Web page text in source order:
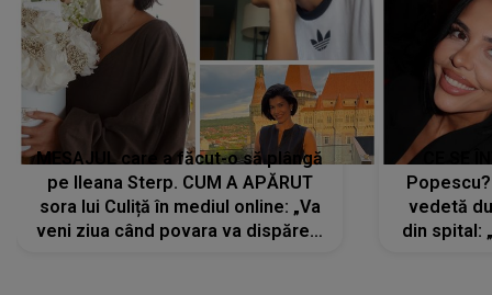
MESAJUL care a făcut-o să plângă
pe Ileana Sterp. CUM A APĂRUT
sora lui Culiță în mediul online: „Va
veni ziua când povara va dispărea,
vedetă
din spital: